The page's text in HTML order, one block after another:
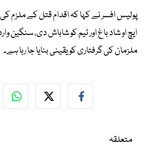
پولیس افسر نے کہا کہ اقدام قتل کے ملزم
ایچ او شاد باغ اور ٹیم کو شاباش دی، سنگین
ملزمان کی گرفتاری کو یقینی بنایا جا رہا ہے۔
متعلقہ